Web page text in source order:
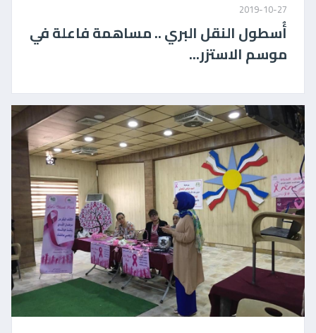
2019-10-27
أُسطول النقل البري .. مساهمة فاعلة في
موسم الاستزر...